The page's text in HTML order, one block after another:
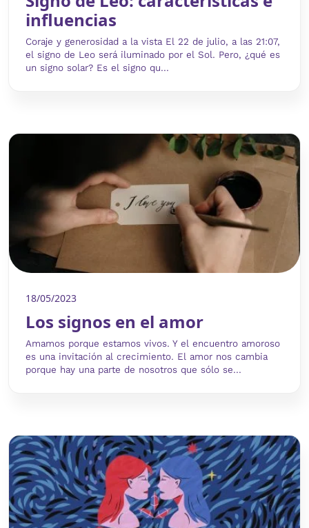
influencias
Coraje y generosidad a la vista El 22 de julio, a las 21:07,
el signo de Leo será iluminado por el Sol. Pero, ¿qué es
un signo solar? Es el signo qu...
18/05/2023
Los signos en el amor
Amamos porque estamos vivos. Y el encuentro amoroso
es una invitación al crecimiento. El amor nos cambia
porque hay una parte de nosotros que sólo se...